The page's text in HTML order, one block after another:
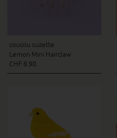
coucou suzette
Lemon Mini Hairclaw
CHF 8.90